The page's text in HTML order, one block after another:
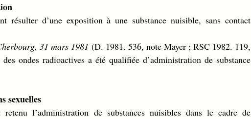
résulter d’une exposition à une substance nuisible, sans contact
31 mars 1981 (D. 1981. 536, note Mayer ; RSC 1982. 119,
ondes radioactives a été qualifiée d’administration de substance
sexuelles
l’administration de substances nuisibles dans le cadre de